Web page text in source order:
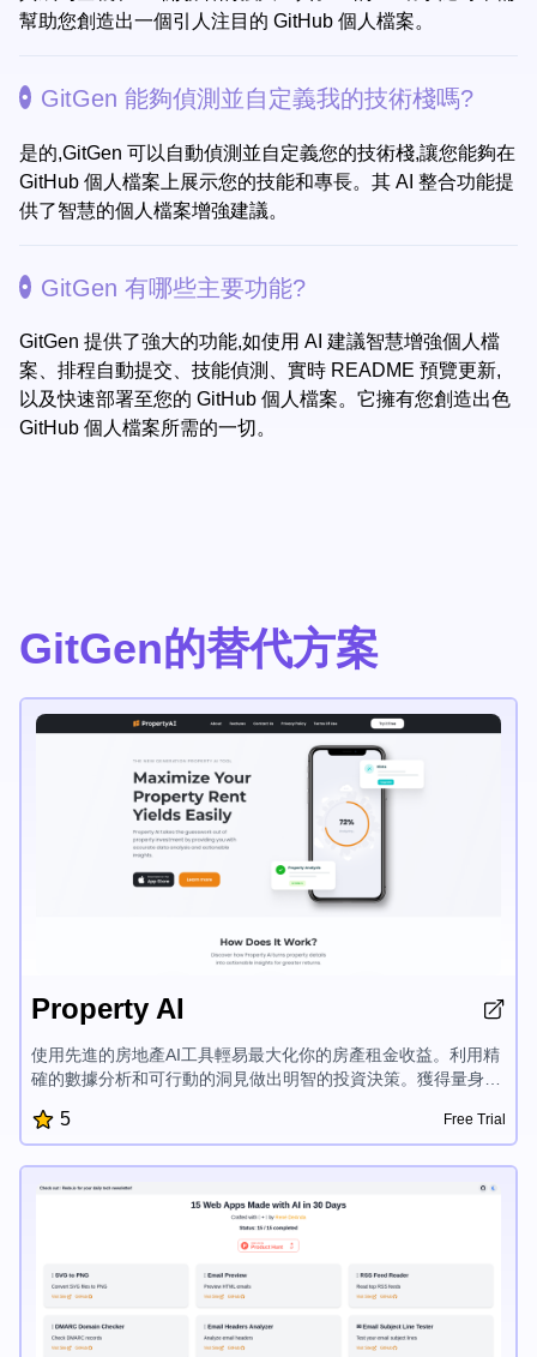
幫助您創造出一個引人注目的 GitHub 個人檔案。
GitGen 能夠偵測並自定義我的技術棧嗎?
是的,GitGen 可以自動偵測並自定義您的技術棧,讓您能夠在
GitHub 個人檔案上展示您的技能和專長。其 AI 整合功能提
供了智慧的個人檔案增強建議。
GitGen 有哪些主要功能?
GitGen 提供了強大的功能,如使用 AI 建議智慧增強個人檔
案、排程自動提交、技能偵測、實時 README 預覽更新,
以及快速部署至您的 GitHub 個人檔案。它擁有您創造出色
GitHub 個人檔案所需的一切。
GitGen的替代方案
Property AI
使用先進的房地產AI工具輕易最大化你的房產租金收益。利用精
確的數據分析和可行動的洞見做出明智的投資決策。獲得量身定
鎖AI驅動的房地產洞見,在房地產市場獲得更大的成功。
5 Free Trial